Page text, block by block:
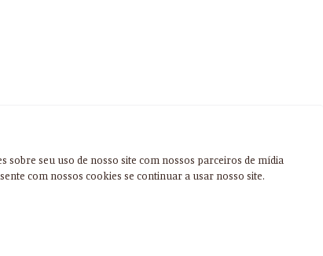
seu uso de nosso site com nossos parceiros de mídia
com nossos cookies se continuar a usar nosso site.